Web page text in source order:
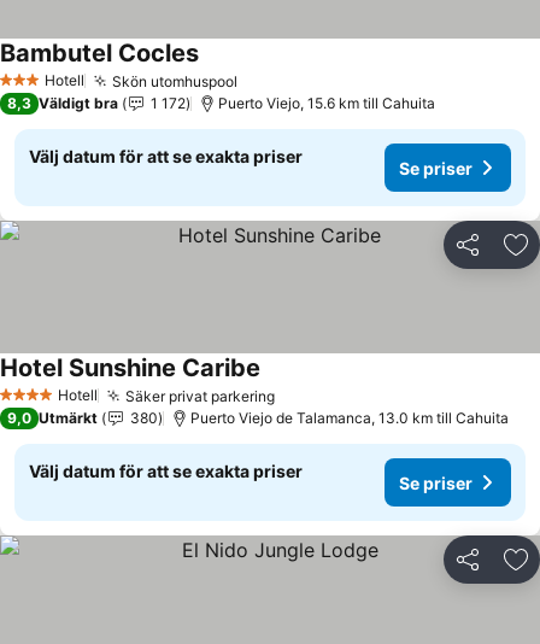
3 StjärnorHotell Skön utomhuspool
Bambutel CoclesSe priser
8,3 Väldigt bra 1 172 Puerto Viejo, 15.6 km till Cahuita
Välj datum för att se exakta priser
Se priser
Dela
4 StjärnorHotell Säker privat parkeringSe priser
Hotel Sunshine Caribe
9,0 Utmärkt 380 Puerto Viejo de Talamanca, 13.0 km till Cahuita
Välj datum för att se exakta priser
Se priser
Dela